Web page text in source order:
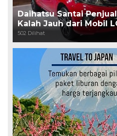
Daihatsu Santai
Kalah Jauh dari Mobil
502 Dilihat